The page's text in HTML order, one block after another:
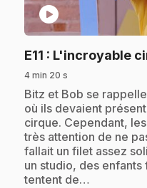
play_circle
E11 : L'incroyable
4 min 20 s
.Bitz et Bob se
où ils devaient
cirque. Cependant,
très attention de ne
fallait un filet assez
un studio, des
tentent de…